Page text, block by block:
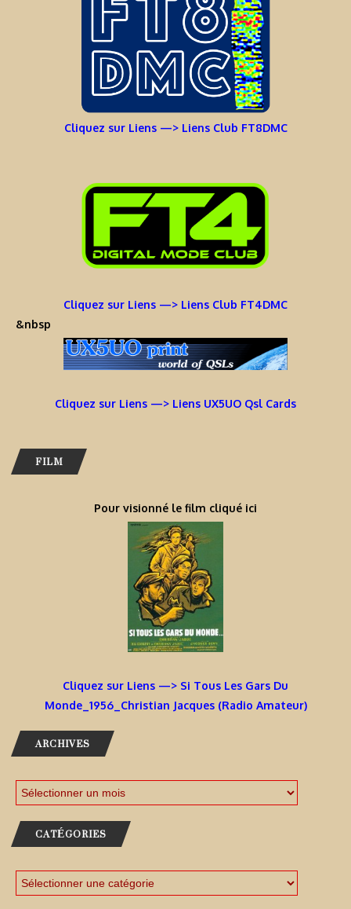
Cliquez sur Liens —> Liens Club FT8DMC
Cliquez sur Liens —> Liens Club FT4DMC
&nbsp
Cliquez sur Liens —> Liens UX5UO Qsl Cards
FILM
Pour visionné le film cliqué ici
Cliquez sur Liens —> Si Tous Les Gars Du
Monde_1956_Christian Jacques (Radio Amateur)
ARCHIVES
CATÉGORIES